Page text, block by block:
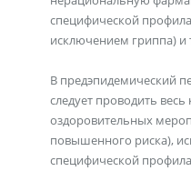
специфической
исключением гриппа) и
В предэпидемический
следует проводить
оздоровительных
повышенного риска),
специфической